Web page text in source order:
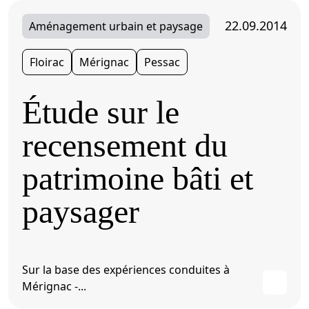
Aménagement urbain et paysage 22.09.2014
Floirac Mérignac Pessac
Étude sur le
recensement du
patrimoine bâti et
paysager
Sur la base des expériences conduites à
Mérignac -...